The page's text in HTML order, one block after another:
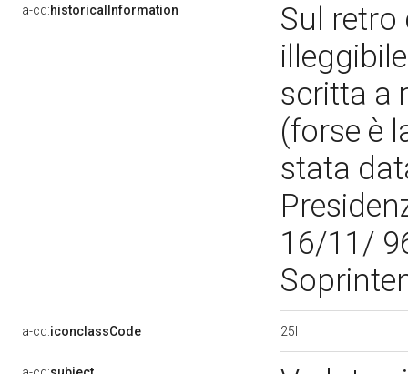
a-cd:historicalInformation
Sul
scritta a
(forse è
stata
16/11/
a-cd:iconclassCode 25I